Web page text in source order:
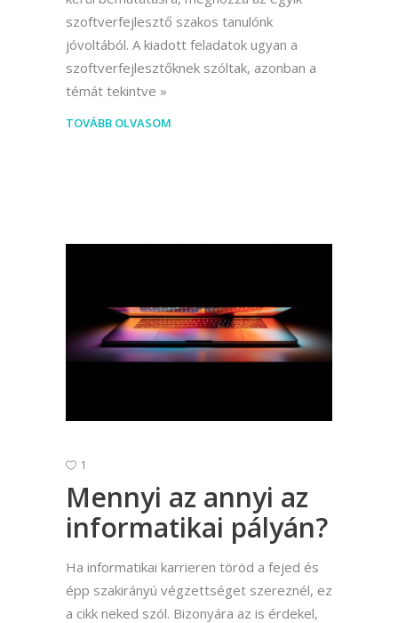
szoftverfejlesztő szakos tanulónk
jóvoltából. A kiadott feladatok ugyan a
szoftverfejlesztőknek szóltak, azonban a
témát tekintve
TOVÁBB OLVASOM
1
Mennyi az annyi az
informatikai pályán?
Ha informatikai karrieren töröd a fejed és
épp szakirányú végzettséget szereznél, ez
a cikk neked szól. Bizonyára az is érdekel,